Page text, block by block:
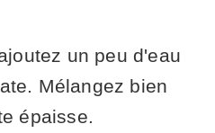
un peu d'eau
Mélangez bien
épaisse.